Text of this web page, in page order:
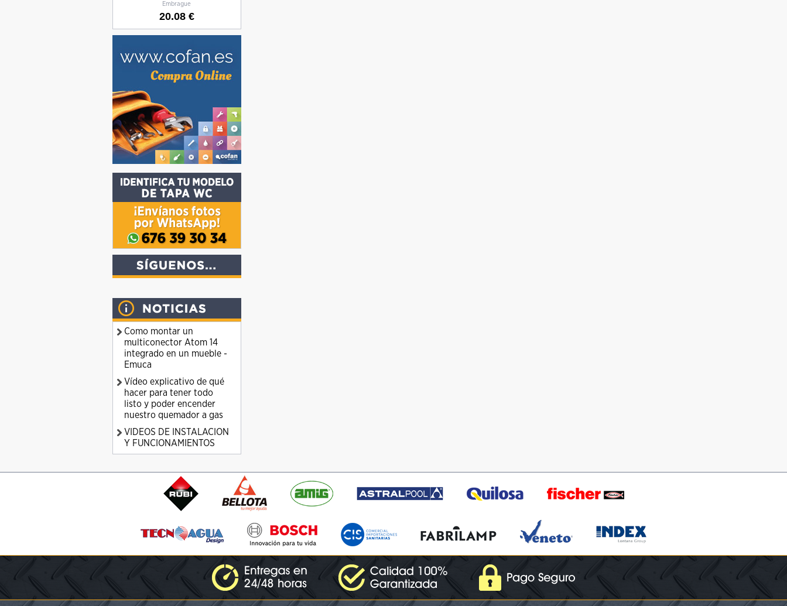
Embrague
20.08 €
Como montar un
multiconector Atom 14
integrado en un mueble -
Emuca
Vídeo explicativo de qué
hacer para tener todo
listo y poder encender
nuestro quemador a gas
VIDEOS DE INSTALACION
Y FUNCIONAMIENTOS